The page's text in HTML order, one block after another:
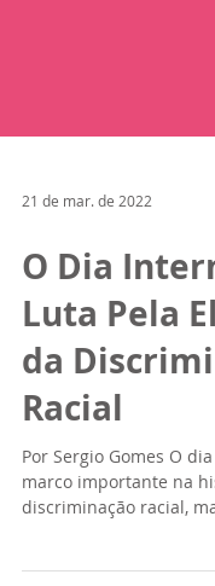
21 de mar. de 2022
O Dia
Luta Pela
da
Racial
Por Sergio Gomes O
discriminação racial,